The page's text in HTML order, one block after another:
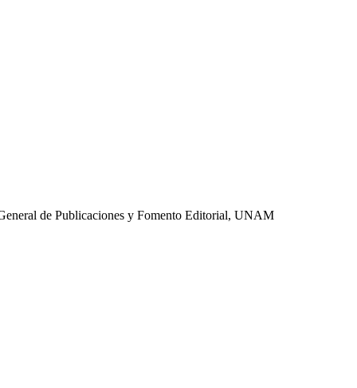
de Publicaciones y Fomento Editorial, UNAM